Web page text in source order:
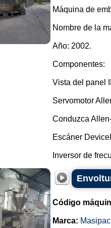
Máquina de
Nombre de la
Año: 2002.
Componentes:
Vista del panel
Servomotor
Conduzca
Escáner
Inversor de
Código
Marca: